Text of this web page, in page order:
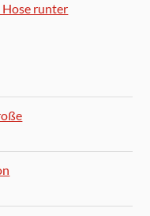
Hose runter